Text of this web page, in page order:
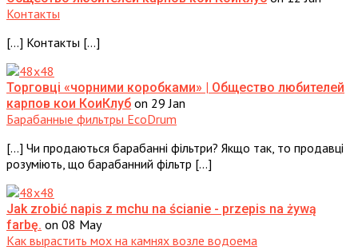
Контакты
[…] Контакты […]
Торговці «чорними коробками» | Общество любителей
карпов кои КоиКлуб on 29 Jan
Барабанные фильтры EcoDrum
[…] Чи продаються барабанні фільтри? Якщо так, то продавці
розуміють, що барабанний фільтр […]
Jak zrobić napis z mchu na ścianie - przepis na żywą
farbę. on 08 May
Как вырастить мох на камнях возле водоема